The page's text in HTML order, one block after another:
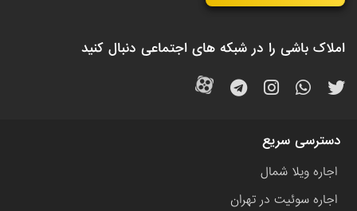
املاک باشی را در شبکه های اجتماعی دنبال کنید
دسترسی سریع
اجاره ویلا شمال
اجاره سوئیت در تهران